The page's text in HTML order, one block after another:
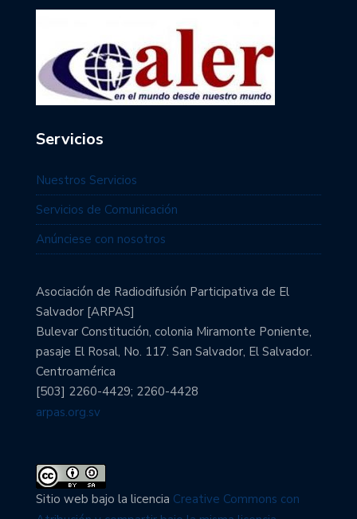
Servicios
Nuestros Servicios
Servicios de Comunicación
Anúnciese con nosotros
Asociación de Radiodifusión Participativa de El
Salvador [ARPAS]
Bulevar Constitución, colonia Miramonte Poniente,
pasaje El Rosal, No. 117. San Salvador, El Salvador.
Centroamérica
[503] 2260-4429; 2260-4428
arpas.org.sv
Sitio web bajo la licencia Creative Commons con